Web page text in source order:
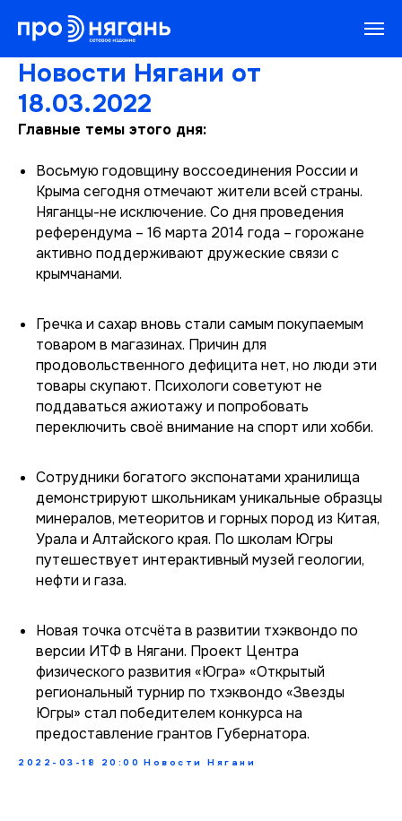
Новости Нягани от
18.03.2022
Главные темы этого дня:
Восьмую годовщину воссоединения России и
Крыма сегодня отмечают жители всей страны.
Няганцы-не исключение. Со дня проведения
референдума – 16 марта 2014 года – горожане
активно поддерживают дружеские связи с
крымчанами.
Гречка и сахар вновь стали самым покупаемым
товаром в магазинах. Причин для
продовольственного дефицита нет, но люди эти
товары скупают. Психологи советуют не
поддаваться ажиотажу и попробовать
переключить своё внимание на спорт или хобби.
Сотрудники богатого экспонатами хранилища
демонстрируют школьникам уникальные образцы
минералов, метеоритов и горных пород из Китая,
Урала и Алтайского края. По школам Югры
путешествует интерактивный музей геологии,
нефти и газа.
Новая точка отсчёта в развитии тхэквондо по
версии ИТФ в Нягани. Проект Центра
физического развития «Югра» «Открытый
региональный турнир по тхэквондо «Звезды
Югры» стал победителем конкурса на
предоставление грантов Губернатора.
2022-03-18 20:00 Новости Нягани